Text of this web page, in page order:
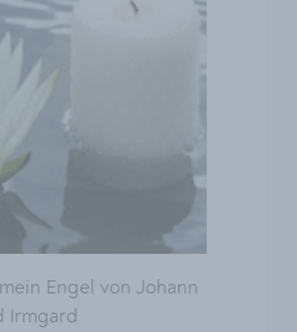
Engel von Johann
Irmgard